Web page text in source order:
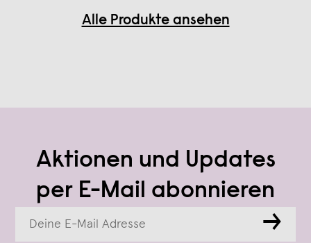
Alle Produkte ansehen
Aktionen und Updates
per E-Mail abonnieren
→